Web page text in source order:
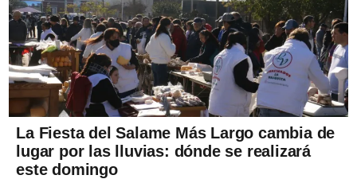
La Fiesta del Salame Más Largo cambia de
lugar por las lluvias: dónde se realizará
este domingo